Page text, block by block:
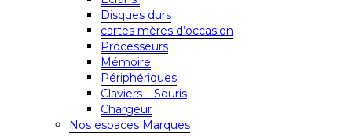
Disques durs
cartes mères d’occasion
Processeurs
Mémoire
Périphériques
Claviers – Souris
Chargeur
Nos espaces Marques